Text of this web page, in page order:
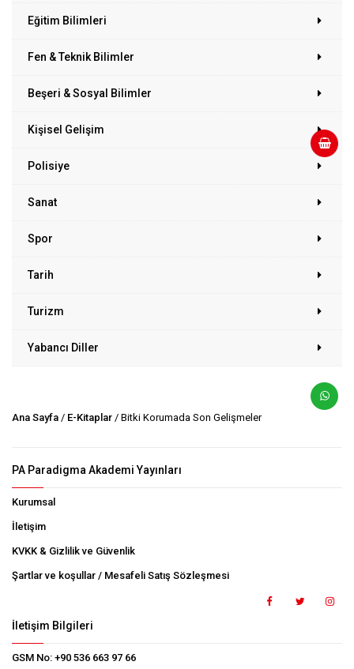
Eğitim Bilimleri
Fen & Teknik Bilimler
Beşeri & Sosyal Bilimler
Kişisel Gelişim
Polisiye
Sanat
Spor
Tarih
Turizm
Yabancı Diller
Ana Sayfa / E-Kitaplar / Bitki Korumada Son Gelişmeler
PA Paradigma Akademi Yayınları
Kurumsal
İletişim
KVKK & Gizlilik ve Güvenlik
Şartlar ve koşullar / Mesafeli Satış Sözleşmesi
İletişim Bilgileri
GSM No: +90 536 663 97 66